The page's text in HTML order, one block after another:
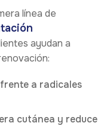
línea de
ayudan a
a radicales
cutánea y reduce